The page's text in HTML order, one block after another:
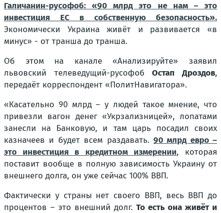
Галичанин-русофоб: «90 млрд это не нам – это
инвестиция ЕС в собственную безопасность».
Экономически Украина живёт и развивается «в
минус» - от транша до транша.
Об этом на канале «Анализируйте» заявил
львовский телеведущий-русофобОстап Дроздов,
передаёт корреспондент «ПолитНавигатора».
«Касательно 90 млрд – у людей такое мнение, что
привезли вагон денег «Укрзализницей», лопатами
занесли на Банковую, и там царь посадил своих
казначеев и будет всем раздавать. 90 млрд евро –
это инвестиция в кредитном измерении, которая
поставит вообще в полную зависимость Украину от
внешнего долга, он уже сейчас 100% ВВП.
Фактически у страны нет своего ВВП, весь ВВП до
процентов – это внешний долг. То есть она живёт и